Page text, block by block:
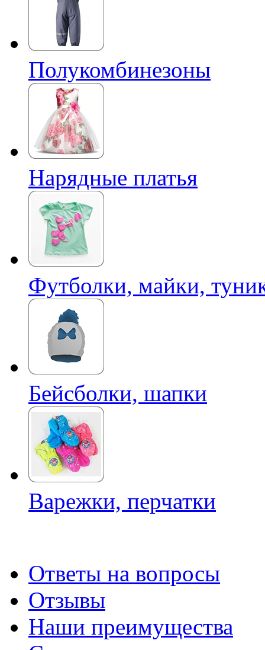
Полукомбинезоны
Нарядные платья
Футболки, майки,
Бейсболки, шапки
Варежки, перчатки
Ответы на вопросы
Отзывы
Наши преимущества